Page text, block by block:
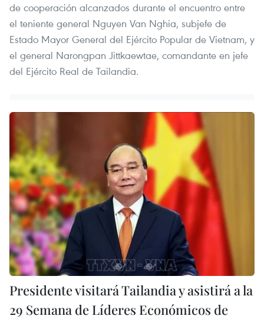
de cooperación alcanzados durante el encuentro entre
el teniente general Nguyen Van Nghia, subjefe de
Estado Mayor General del Ejército Popular de Vietnam, y
el general Narongpan Jittkaewtae, comandante en jefe
del Ejército Real de Tailandia.
Presidente visitará Tailandia y asistirá a la
29 Semana de Líderes Económicos de